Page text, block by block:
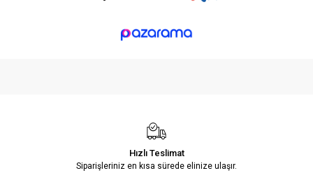
Hızlı Teslimat
Siparişleriniz en kısa sürede elinize ulaşır.